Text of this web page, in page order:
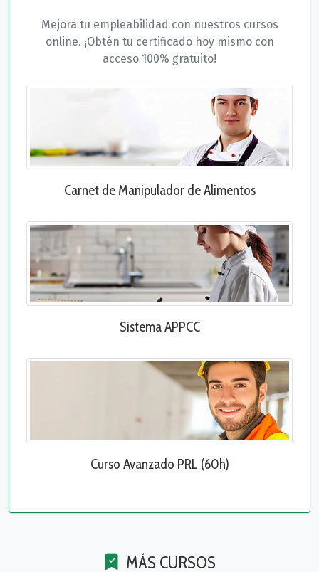
Mejora tu empleabilidad con nuestros cursos
online. ¡Obtén tu certificado hoy mismo con
acceso 100% gratuito!
Carnet de Manipulador de Alimentos
Sistema APPCC
Curso Avanzado PRL (60h)
MÁS CURSOS